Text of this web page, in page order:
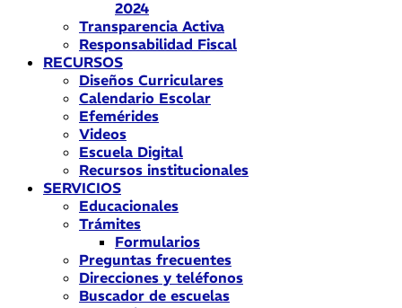
2024
Transparencia Activa
Responsabilidad Fiscal
RECURSOS
Diseños Curriculares
Calendario Escolar
Efemérides
Videos
Escuela Digital
Recursos institucionales
SERVICIOS
Educacionales
Trámites
Formularios
Preguntas frecuentes
Direcciones y teléfonos
Buscador de escuelas